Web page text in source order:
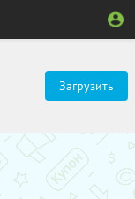
Загрузить